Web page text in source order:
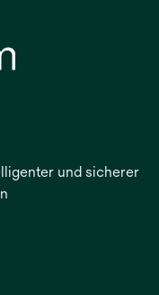
und sicherer